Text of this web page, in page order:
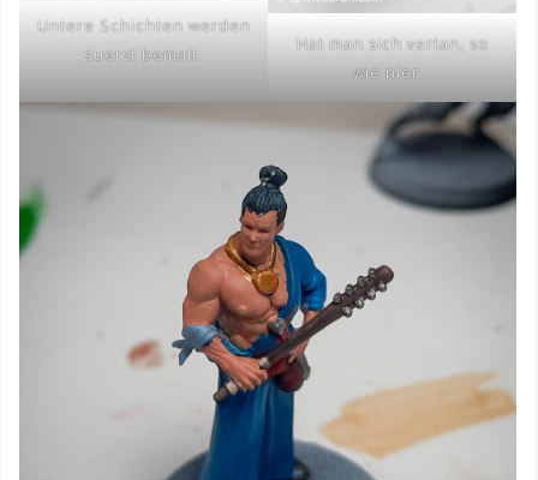
Untere Schichten werden
zuerst bemalt.
Hat man sich vertan, so
wie hier…